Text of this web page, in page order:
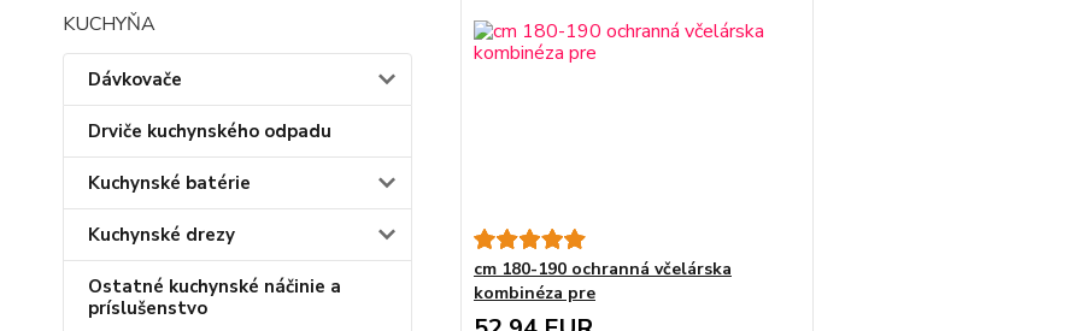
KUCHYŇA
Dávkovače
Drviče kuchynského odpadu
Kuchynské batérie
Kuchynské drezy
Ostatné kuchynské náčinie a
príslušenstvo
cm 180-190 ochranná včelárska
kombinéza pre